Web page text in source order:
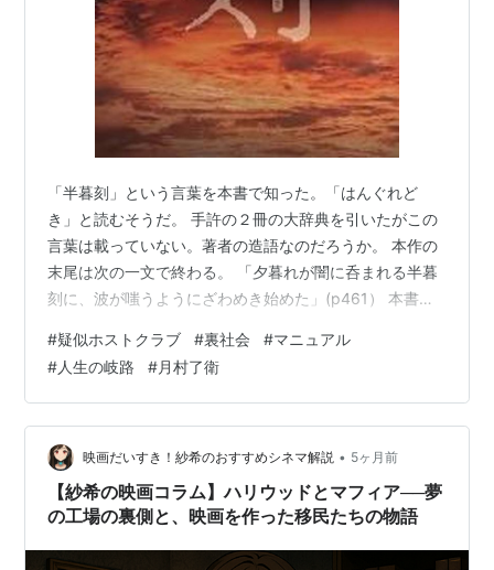
「半暮刻」という言葉を本書で知った。「はんぐれど
き」と読むそうだ。 手許の２冊の大辞典を引いたがこの
言葉は載っていない。著者の造語なのだろうか。 本作の
末尾は次の一文で終わる。 「夕暮れが闇に呑まれる半暮
刻に、波が嗤うようにざわめき始めた」(p461） 本書の
月に刊行された。 『カタラ』は新宿にある表向き会員制
クラブということになっている別世界。 そこが最初の舞
台となる。「カタラ」はギリシャ語で「呪い」という意
味だという。 「カタラは決してホストクラブなどではな
い」(p8）というが、女達を若くて見栄えがよい男達（ス
タッフ）が相手をすると…
#疑似ホストクラブ #裏社会 #マニュアル
#人生の岐路 #月村了衛
映画だいすき！紗希のおすすめシネマ解説 • 5ヶ月前
【紗希の映画コラム】ハリウッドとマフィア──夢
の工場の裏側と、映画を作った移民たちの物語